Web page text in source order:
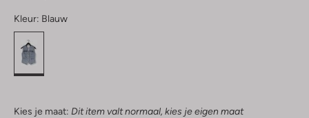
Kleur: Blauw
Kies je maat: Dit item valt normaal, kies je eigen maat